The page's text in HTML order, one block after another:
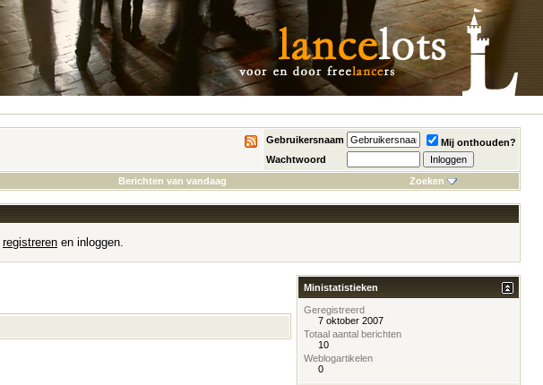
Gebruikersnaam
Mij onthouden?
Wachtwoord
Berichten van vandaag Zoeken
registreren en inloggen.
Ministatistieken
Geregistreerd
7 oktober 2007
Totaal aantal berichten
10
Weblogartikelen
0